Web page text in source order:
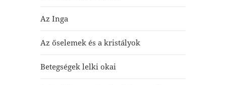
Az Inga
Az őselemek és a kristályok
Betegségek lelki okai